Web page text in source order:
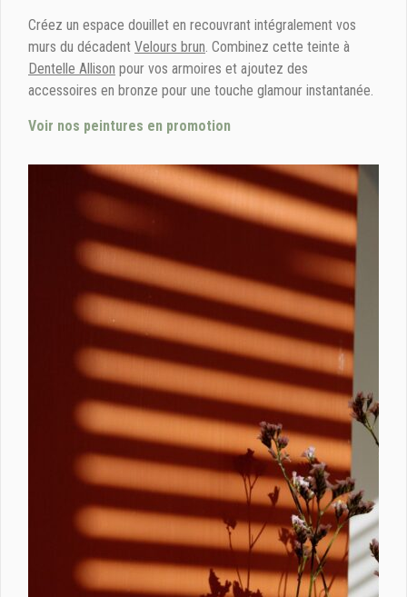
Créez un espace douillet en recouvrant intégralement vos
murs du décadent Velours brun. Combinez cette teinte à
Dentelle Allison pour vos armoires et ajoutez des
accessoires en bronze pour une touche glamour instantanée.
Voir nos peintures en promotion